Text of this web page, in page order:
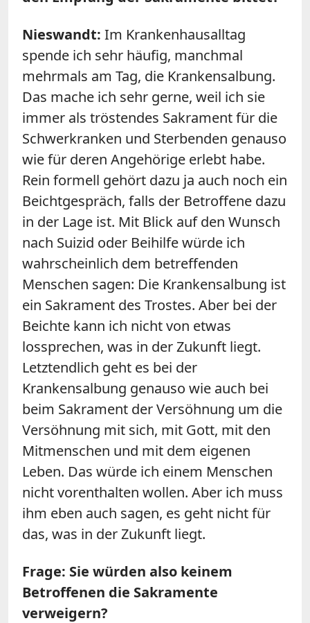
Nieswandt: Im Krankenhausalltag
spende ich sehr häufig, manchmal
mehrmals am Tag, die Krankensalbung.
Das mache ich sehr gerne, weil ich sie
immer als tröstendes Sakrament für die
Schwerkranken und Sterbenden genauso
wie für deren Angehörige erlebt habe.
Rein formell gehört dazu ja auch noch ein
Beichtgespräch, falls der Betroffene dazu
in der Lage ist. Mit Blick auf den Wunsch
nach Suizid oder Beihilfe würde ich
wahrscheinlich dem betreffenden
Menschen sagen: Die Krankensalbung ist
ein Sakrament des Trostes. Aber bei der
Beichte kann ich nicht von etwas
lossprechen, was in der Zukunft liegt.
Letztendlich geht es bei der
Krankensalbung genauso wie auch bei
beim Sakrament der Versöhnung um die
Versöhnung mit sich, mit Gott, mit den
Mitmenschen und mit dem eigenen
Leben. Das würde ich einem Menschen
nicht vorenthalten wollen. Aber ich muss
ihm eben auch sagen, es geht nicht für
das, was in der Zukunft liegt.
Frage: Sie würden also keinem
Betroffenen die Sakramente
verweigern?